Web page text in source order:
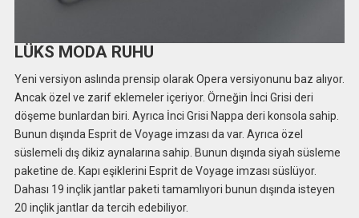
LÜKS MODA RUHU
Yeni versiyon aslında prensip olarak Opera versiyonunu baz alıyor.
Ancak özel ve zarif eklemeler içeriyor. Örneğin İnci Grisi deri
döşeme bunlardan biri. Ayrıca İnci Grisi Nappa deri konsola sahip.
Bunun dışında Esprit de Voyage imzası da var. Ayrıca özel
süslemeli dış dikiz aynalarına sahip. Bunun dışında siyah süsleme
paketine de. Kapı eşiklerini Esprit de Voyage imzası süslüyor.
Dahası 19 inçlik jantlar paketi tamamlıyori bunun dışında isteyen
20 inçlik jantlar da tercih edebiliyor.